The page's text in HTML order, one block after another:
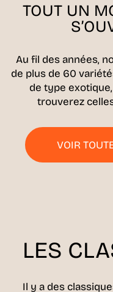
TOUT UN
Au fil des années,
de plus de 60
de type
trouverez
VOIR
LES
Il y a des